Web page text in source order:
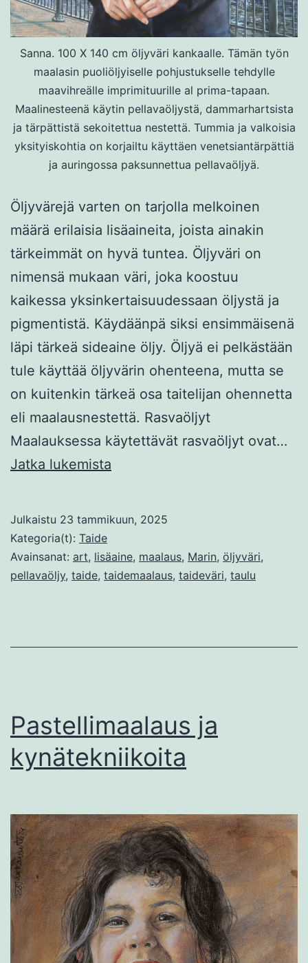
Sanna. 100 X 140 cm öljyväri kankaalle. Tämän työn
maalasin puoliöljyiselle pohjustukselle tehdylle
maavihreälle imprimituurille al prima-tapaan.
Maalinesteenä käytin pellavaöljystä, dammarhartsista
ja tärpättistä sekoitettua nestettä. Tummia ja valkoisia
yksityiskohtia on korjailtu käyttäen venetsiantärpättiä
ja auringossa paksunnettua pellavaöljyä.
Öljyvärejä varten on tarjolla melkoinen
määrä erilaisia lisäaineita, joista ainakin
tärkeimmät on hyvä tuntea. Öljyväri on
nimensä mukaan väri, joka koostuu
kaikessa yksinkertaisuudessaan öljystä ja
pigmentistä. Käydäänpä siksi ensimmäisenä
läpi tärkeä sideaine öljy. Öljyä ei pelkästään
tule käyttää öljyvärin ohenteena, mutta se
on kuitenkin tärkeä osa taitelijan ohennetta
eli maalausnestettä. Rasvaöljyt
Maalauksessa käytettävät rasvaöljyt ovat…
Jatka lukemista
Julkaistu 23 tammikuun, 2025
Kategoria(t): Taide
Avainsanat: art, lisäaine, maalaus, Marin, öljyväri,
pellavaöljy, taide, taidemaalaus, taideväri, taulu
Pastellimaalaus ja
kynätekniikoita